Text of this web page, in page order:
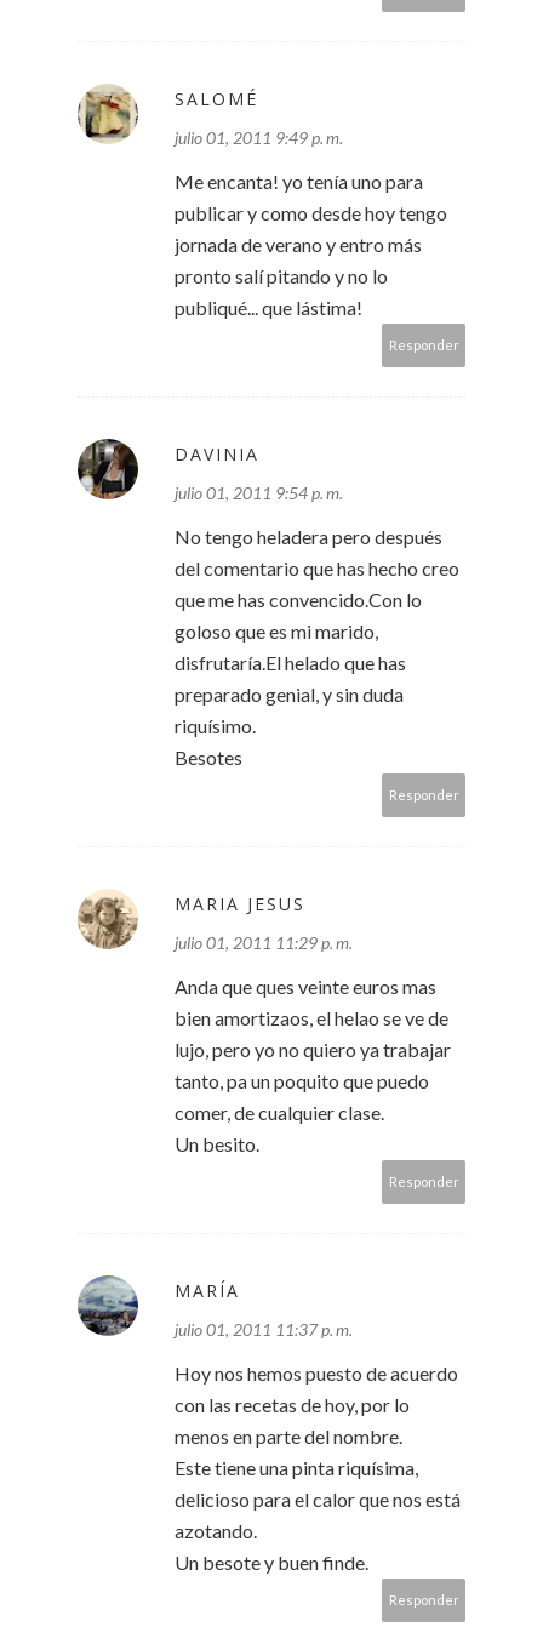
SALOMÉ
julio 01, 2011 9:49 p. m.
Me encanta! yo tenía uno para
publicar y como desde hoy tengo
jornada de verano y entro más
pronto salí pitando y no lo
publiqué... que lástima!
Responder
DAVINIA
julio 01, 2011 9:54 p. m.
No tengo heladera pero después
del comentario que has hecho creo
que me has convencido.Con lo
goloso que es mi marido,
disfrutaría.El helado que has
preparado genial, y sin duda
riquísimo.
Besotes
Responder
MARIA JESUS
julio 01, 2011 11:29 p. m.
Anda que ques veinte euros mas
bien amortizaos, el helao se ve de
lujo, pero yo no quiero ya trabajar
tanto, pa un poquito que puedo
comer, de cualquier clase.
Un besito.
Responder
MARÍA
julio 01, 2011 11:37 p. m.
Hoy nos hemos puesto de acuerdo
con las recetas de hoy, por lo
menos en parte del nombre.
Este tiene una pinta riquísima,
delicioso para el calor que nos está
azotando.
Un besote y buen finde.
Responder